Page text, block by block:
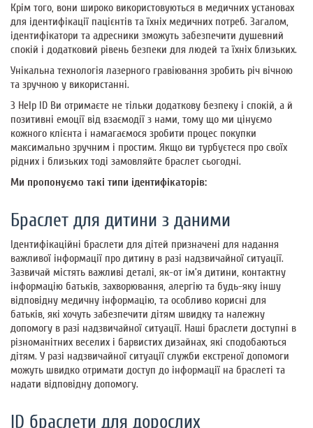
Крім того, вони широко використовуються в медичних установах
для ідентифікації пацієнтів та їхніх медичних потреб. Загалом,
ідентифікатори та адресники зможуть забезпечити душевний
спокій і додатковий рівень безпеки для людей та їхніх близьких.
Унікальна технологія лазерного гравіювання зробить річ вічною
та зручною у використанні.
З Help ID Ви отримаєте не тільки додаткову безпеку і спокій, а й
позитивні емоції від взаємодії з нами, тому що ми цінуємо
кожного клієнта і намагаємося зробити процес покупки
максимально зручним і простим. Якщо ви турбуєтеся про своїх
рідних і близьких тоді замовляйте браслет сьогодні.
Ми пропонуємо такі типи ідентифікаторів:
Браслет для дитини з даними
Ідентифікаційні браслети для дітей призначені для надання
важливої інформації про дитину в разі надзвичайної ситуації.
Зазвичай містять важливі деталі, як-от ім’я дитини, контактну
інформацію батьків, захворювання, алергію та будь-яку іншу
відповідну медичну інформацію, та особливо корисні для
батьків, які хочуть забезпечити дітям швидку та належну
допомогу в разі надзвичайної ситуації. Наші браслети доступні в
різноманітних веселих і барвистих дизайнах, які сподобаються
дітям. У разі надзвичайної ситуації служби екстреної допомоги
можуть швидко отримати доступ до інформації на браслеті та
надати відповідну допомогу.
ID браслети для дорослих